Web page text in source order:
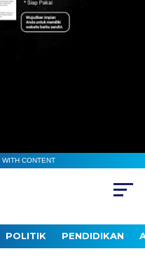
CONTENT
POLITIK PENDIDIKAN